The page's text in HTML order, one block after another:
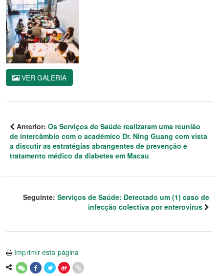
VER GALERIA
Anterior: Os Serviços de Saúde realizaram uma reunião
de intercâmbio com o académico Dr. Ning Guang com vista
a discutir as estratégias abrangentes de prevenção e
tratamento médico da diabetes em Macau
Seguinte: Serviços de Saúde: Detectado um (1) caso de
infecção colectiva por enterovirus
Imprimir esta página